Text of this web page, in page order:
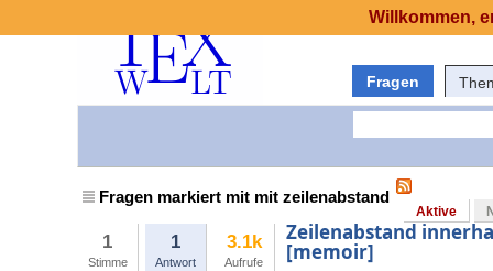
Fragen
Fragen markiert mit mit zeilenabstand
Aktive
1
Stimme
1
Antwort
3.1k
Aufrufe
Zeilenabstand
[memoir]
Willkommen,